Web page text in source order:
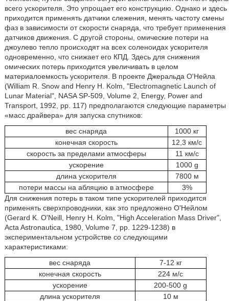
всего ускорителя. Это упрощает его конструкцию. Однако и здесь
приходится применять датчики слежения, менять частоту смены
фаз в зависимости от скорости снаряда, что требует применения
датчиков движения. С другой стороны, омические потери на
джоулево тепло происходят на всех соленоидах ускорителя
одновременно, что снижает его КПД. Здесь для снижения
омических потерь приходится увеличивать в целом
материалоемкость ускорителя. В проекте Джеральда О'Нейла
(William R. Snow and Henry H. Kolm, "Electromagnetic Launch of
Lunar Material", NASA SP-509, Volume 2, Energy, Power and
Transport, 1992, pp. 117) предполагаются следующие параметры
«масс драйвера» для запуска спутников:
вес снаряда
1000 кг
конечная скорость
12,3 км/с
скорость за пределами атмосферы
11 км/с
ускорение
1000 g
длина ускорителя
7800 м
потери массы на абляцию в атмосфере
3%
Для снижения потерь в таком типе ускорителей приходится
применять сверхпроводники, как это предложено О'Нейлом
(Gerard K. O'Neill, Henry Н. Kolm, "High Acceleration Mass Driver",
Acta Astronautica, 1980, Volume 7, pp. 1229-1238) в
экспериментальном устройстве со следующими
характеристиками:
вес снаряда
7-12 кг
конечная скорость
224 м/с
ускорение
200-500 g
длина ускорителя
10 м